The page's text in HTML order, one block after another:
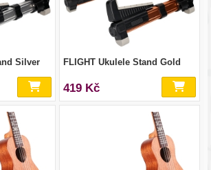
Silver FLIGHT Ukulele Stand Gold
419 Kč